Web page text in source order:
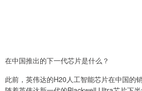
在中国推出的下一代芯片是什么？
此前，英伟达的H20人工智能芯片在中国的